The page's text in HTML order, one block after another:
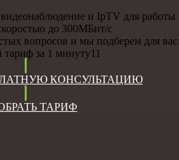
и IpTV для работы
до 300МБит/с
вопросов и мы подберем для вас
тариф за 1 минуту11
КОНСУЛЬТАЦИЮ
ТАРИФ